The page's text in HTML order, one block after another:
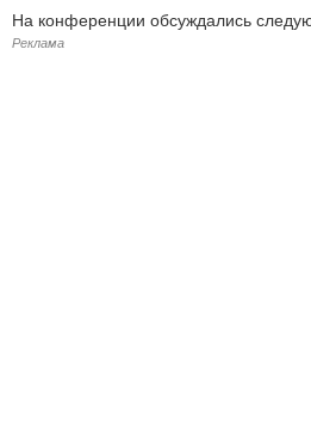
На конференции обсуждались
Реклама